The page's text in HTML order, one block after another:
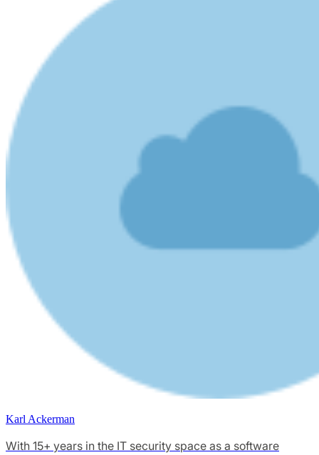
Karl Ackerman
With 15+ years in the IT security space as a software